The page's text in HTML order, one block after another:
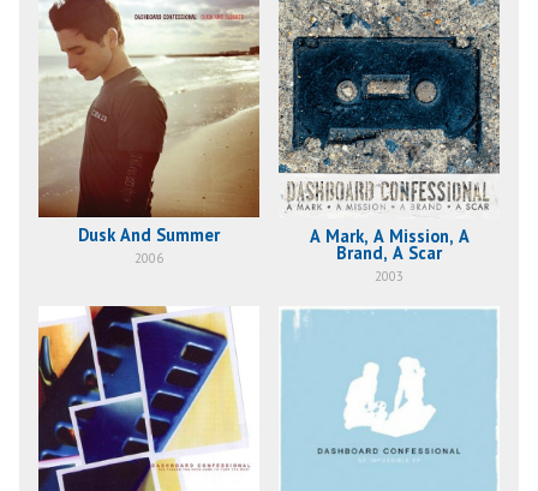
Dusk And Summer
2006
A Mark, A Mission, A
Brand, A Scar
2003